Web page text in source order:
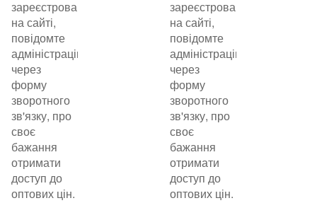
зареєстровані
на сайті,
повідомте
адміністрацію
через
форму
зворотного
зв'язку, про
своє
бажання
отримати
доступ до
оптових цін.
зареєстровані
на сайті,
повідомте
адміністрацію
через
форму
зворотного
зв'язку, про
своє
бажання
отримати
доступ до
оптових цін.